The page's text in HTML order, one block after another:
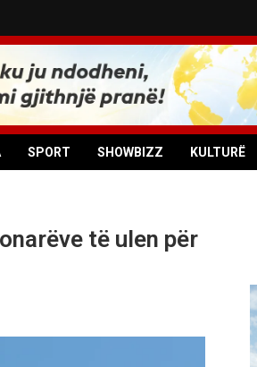
SPORT SHOWBIZZ KULTURË
të ulen për